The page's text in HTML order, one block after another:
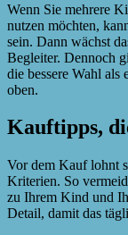
Wenn Sie mehrere
nutzen möchten,
sein. Dann wächst
Begleiter. Dennoch
die bessere Wahl
oben.
Kauftipps,
Vor dem Kauf lohnt
Kriterien. So
zu Ihrem Kind und
Detail, damit das